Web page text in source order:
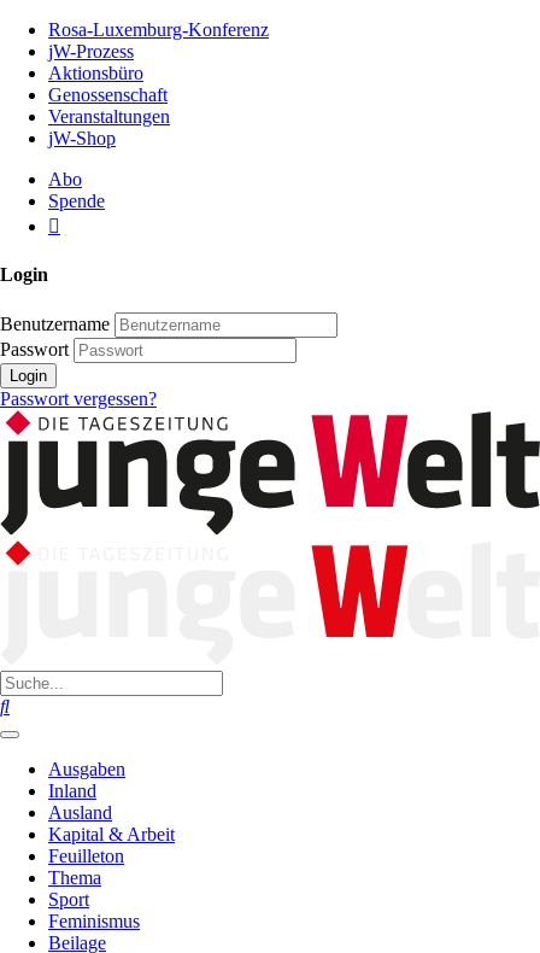
Inhalt
Seite
Rosa-Luxemburg-Konferenz
jW-Prozess
Aktionsbüro
Genossenschaft
Veranstaltungen
jW-Shop
Abo
Spende
Login
Benutzername
Passwort
Login
Passwort vergessen?
Ausgaben
Inland
Ausland
Kapital & Arbeit
Feuilleton
Thema
Sport
Feminismus
Beilage